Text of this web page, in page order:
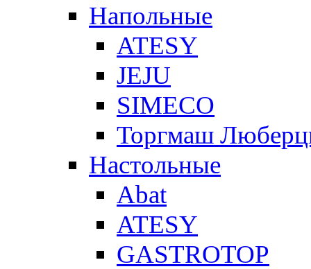
Напольные
ATESY
JEJU
SIMECO
Торгмаш
Настольные
Abat
ATESY
GASTROTOP